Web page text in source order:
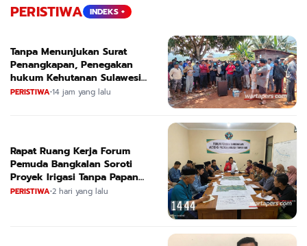
PERISTIWA INDEKS +
Tanpa Menunjukan Surat
Penangkapan, Penegakan
hukum Kehutanan Sulawesi
Selatan Culik Petani Ladah Di
PERISTIWA•14 jam yang lalu
Rapat Ruang Kerja Forum
Pemuda Bangkalan Soroti
Proyek Irigasi Tanpa Papan
Nama
PERISTIWA•2 hari yang lalu